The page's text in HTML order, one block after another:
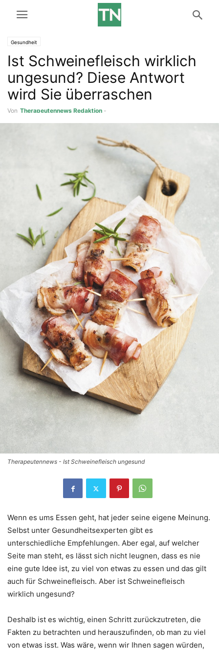
Gesundheit
Ist Schweinefleisch wirklich
ungesund? Diese Antwort
wird Sie überraschen
Von Therapeutennews Redaktion -
Therapeutennews - Ist Schweinefleisch ungesund
Wenn es ums Essen geht, hat jeder seine eigene Meinung.
Selbst unter Gesundheitsexperten gibt es
unterschiedliche Empfehlungen. Aber egal, auf welcher
Seite man steht, es lässt sich nicht leugnen, dass es nie
eine gute Idee ist, zu viel von etwas zu essen und das gilt
auch für Schweinefleisch. Aber ist Schweinefleisch
wirklich ungesund?
Deshalb ist es wichtig, einen Schritt zurückzutreten, die
Fakten zu betrachten und herauszufinden, ob man zu viel
von etwas isst. Was wäre, wenn wir Ihnen sagen würden,